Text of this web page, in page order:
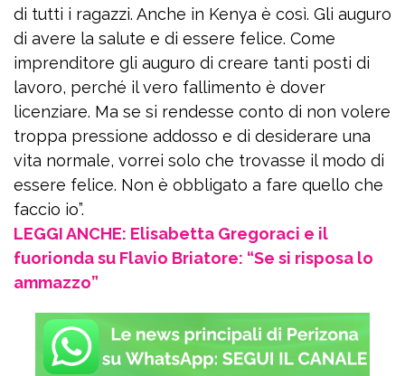
di tutti i ragazzi. Anche in Kenya è così. Gli auguro
di avere la salute e di essere felice. Come
imprenditore gli auguro di creare tanti posti di
lavoro, perché il vero fallimento è dover
licenziare. Ma se si rendesse conto di non volere
troppa pressione addosso e di desiderare una
vita normale, vorrei solo che trovasse il modo di
essere felice. Non è obbligato a fare quello che
faccio io”.
LEGGI ANCHE: Elisabetta Gregoraci e il
fuorionda su Flavio Briatore: “Se si risposa lo
ammazzo”